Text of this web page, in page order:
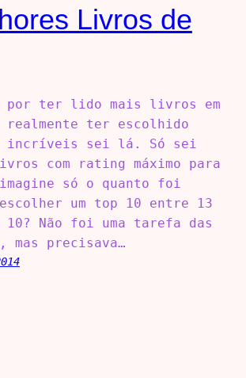
Livros de
por ter lido mais livros em
realmente ter escolhido
incríveis sei lá. Só sei
com rating máximo para
só o quanto foi
um top 10 entre 13
Não foi uma tarefa das
mas precisava…